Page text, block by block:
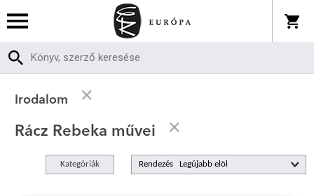
Irodalom
Rácz Rebeka művei
Kategóriák Rendezés